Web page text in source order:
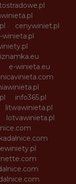
cenywiniet.pl
winieta.pl
e-winieta.eu
info365.pl
litwawinieta.pl
lotvawinieta.pl